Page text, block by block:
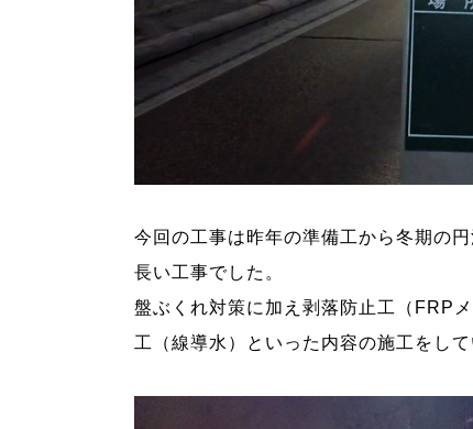
今回の工事は昨年の準備工から冬期の
長い工事でした。
盤ぶくれ対策に加え剥落防止工（FRP
工（線導水）といった内容の施工をして